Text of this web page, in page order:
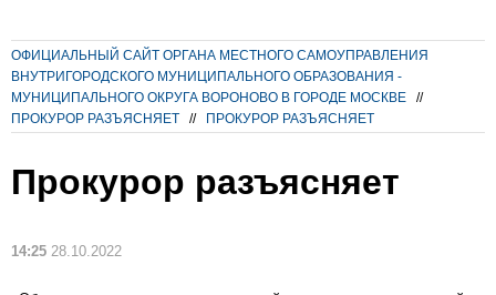
ОФИЦИАЛЬНЫЙ САЙТ ОРГАНА МЕСТНОГО САМОУПРАВЛЕНИЯ
ВНУТРИГОРОДСКОГО МУНИЦИПАЛЬНОГО ОБРАЗОВАНИЯ -
МУНИЦИПАЛЬНОГО ОКРУГА ВОРОНОВО В ГОРОДЕ МОСКВЕ
//
ПРОКУРОР РАЗЪЯСНЯЕТ
// ПРОКУРОР РАЗЪЯСНЯЕТ
Прокурор разъясняет
14:25 28.10.2022